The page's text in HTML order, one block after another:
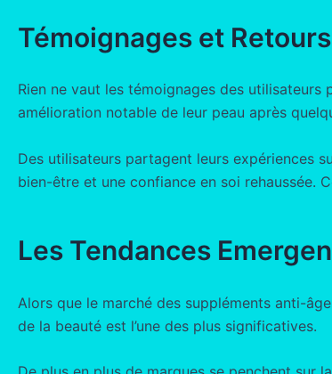
Témoignages et
Rien ne vaut les témoignages des
amélioration notable de leur peau après
Des utilisateurs partagent leurs expériences
bien-être et une confiance en soi rehaussée.
Les Tendances
Alors que le marché des suppléments anti-
de la beauté est l’une des plus significatives.